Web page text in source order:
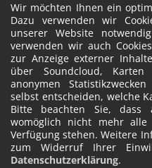
Wir möchten Ihnen ein
Dazu verwenden wir
unserer Website
verwenden wir auch
zur Anzeige externer
über Soundcloud,
anonymen
selbst entscheiden, welche
Bitte beachten Sie, dass
womöglich nicht mehr
Verfügung stehen. Weitere
zum Widerruf Ihrer
Datenschutzerklärung.